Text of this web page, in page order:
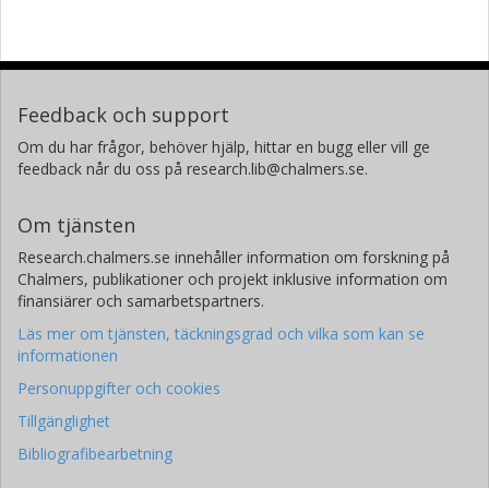
Feedback och support
Om du har frågor, behöver hjälp, hittar en bugg eller vill ge
feedback når du oss på research.lib@chalmers.se.
Om tjänsten
Research.chalmers.se innehåller information om forskning på
Chalmers, publikationer och projekt inklusive information om
finansiärer och samarbetspartners.
Läs mer om tjänsten, täckningsgrad och vilka som kan se
informationen
Personuppgifter och cookies
Tillgänglighet
Bibliografibearbetning